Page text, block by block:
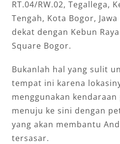
RT.04/RW.02, Tegallega,
Tengah, Kota Bogor,
dekat dengan Kebun
Square Bogor.
Bukanlah hal yang sulit
tempat ini karena
menggunakan
menuju ke sini dengan
yang akan membantu
tersasar.